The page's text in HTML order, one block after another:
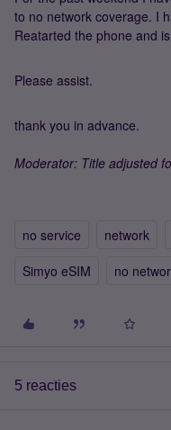
to no network coverage. I
Reatarted the phone and
Please assist.
thank you in advance.
Moderator: Title adjusted
no service network
Simyo eSIM
no
5 reacties